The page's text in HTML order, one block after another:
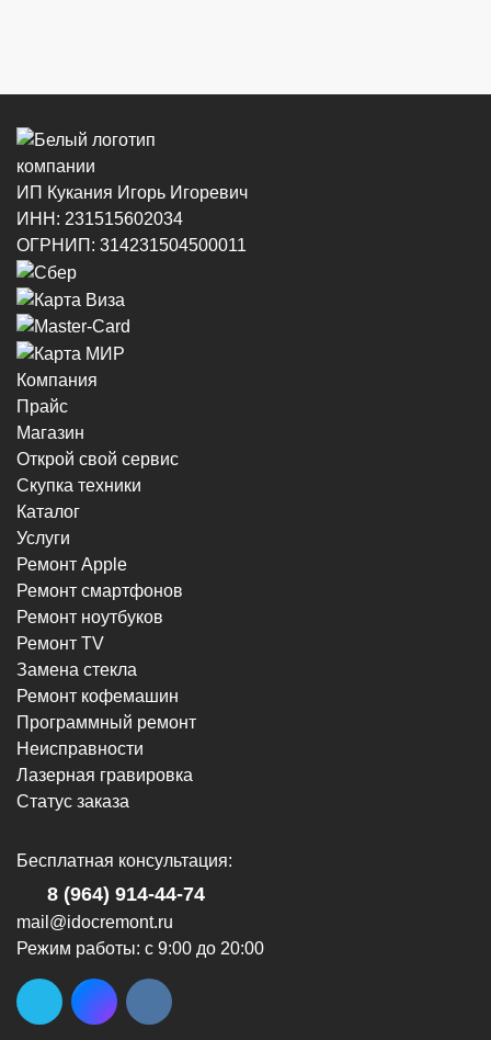
г. Новороссийск, ул. Котанова, 4
8 (964) 914-44-74 (с 9:00 до 20:00)
8 (964) 914-44-74
г. Новороссийск, пр-кт Ленина, 107
8 (964) 914-44-74
г. Новороссийск, ул. Героев Десантников,
8 (964) 914-44-74(с 9:00 до 20:00)
г. Новороссийск, ул. Героев Десантников,
ИП Кукания Игорь Игоревич
ИНН: 231515602034
ОГРНИП: 314231504500011
Компания
Прайс
Магазин
Открой свой сервис
Скупка техники
Каталог
Услуги
Ремонт Apple
Ремонт смартфонов
Ремонт ноутбуков
Ремонт TV
Замена стекла
Ремонт кофемашин
Программный ремонт
Неисправности
Лазерная гравировка
Статус заказа
Бесплатная консультация:
8 (964) 914-44-74
mail@idocremont.ru
Режим работы: с 9:00 до 20:00